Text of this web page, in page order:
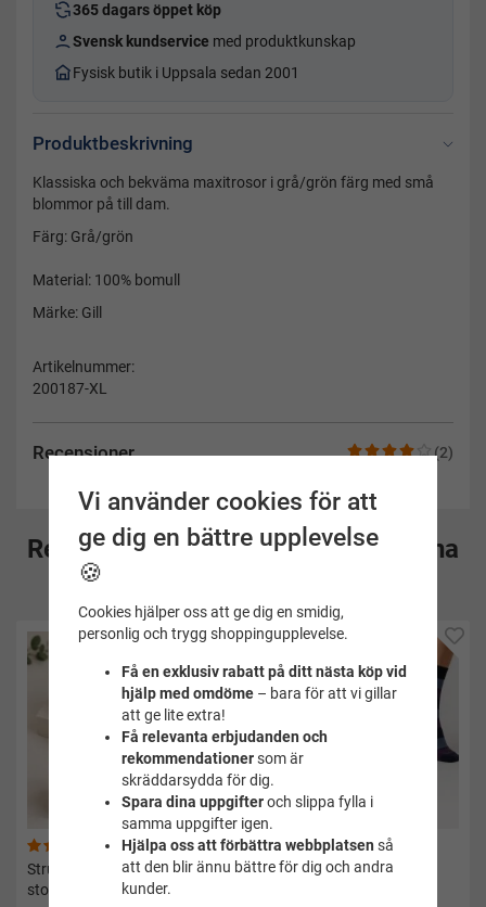
365 dagars öppet köp
Svensk kundservice med produktkunskap
Fysisk butik i Uppsala sedan 2001
Produktbeskrivning
Recensioner (2)
Klassiska och bekväma maxitrosor i grå/grön färg med små
blommor på till dam.
Färg: Grå/grön
Material: 100% bomull
Märke: Gill
Artikelnummer:
200187-XL
Rekommenderade tillbehör till denna
(56)
Strumpor Crazysock 4-pack
storlek 36-40
(165)
Strumpor 40/45 - 5-pack
Vi använder cookies för att
ge dig en bättre upplevelse
🍪
Cookies hjälper oss att ge dig en smidig,
personlig och trygg shoppingupplevelse.
Få en exklusiv rabatt på ditt nästa köp vid
hjälp med omdöme– bara för att vi gillar
att ge lite extra!
Få relevanta erbjudanden och
rekommendationersom är
skräddarsydda för dig.
Spara dina uppgifteroch slippa fylla i
samma uppgifter igen.
Hjälpa oss att förbättra webbplatsen så
att den blir ännu bättre för dig och andra
kunder.